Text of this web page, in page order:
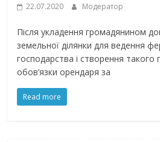
22.07.2020 Модератор
Після укладення громадянином
земельної ділянки для ведення
господарства і створення такого
обов’язки орендаря за
Read more